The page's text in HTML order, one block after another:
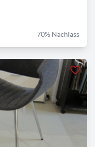
70% Nachlass